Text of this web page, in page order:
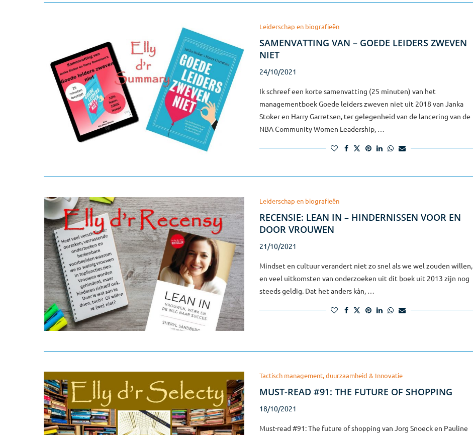
Leiderschap en biografieën
SAMENVATTING VAN – GOEDE LEIDERS ZWEVEN
NIET
24/10/2021
Ik schreef een korte samenvatting (25 minuten) van het
managementboek Goede leiders zweven niet uit 2018 van Janka
Stoker en Harry Garretsen, ter gelegenheid van de lancering van de
NBA Community Women Leadership, …
Leiderschap en biografieën
RECENSIE: LEAN IN – HINDERNISSEN VOOR EN
DOOR VROUWEN
21/10/2021
Mindset en cultuur verandert niet zo snel als we wel zouden willen,
en veel uitkomsten van onderzoeken uit dit boek uit 2013 zijn nog
steeds geldig. Dat het anders kàn, …
Tactisch management, duurzaamheid & Innovatie
MUST-READ #91: THE FUTURE OF SHOPPING
18/10/2021
Must-read #91: The future of shopping van Jorg Snoeck en Pauline